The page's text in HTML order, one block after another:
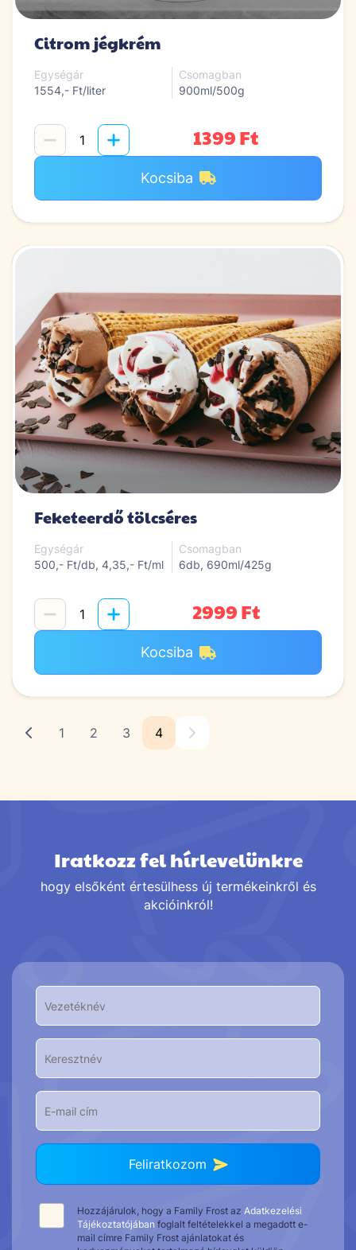
Citrom jégkrém
Egységár
1554,- Ft/liter
Csomagban
900ml/500g
1399 Ft
Kocsiba
Feketeerdő tölcséres
Egységár
500,- Ft/db, 4,35,- Ft/ml
Csomagban
6db, 690ml/425g
2999 Ft
Kocsiba
1 2 3 4
Iratkozz fel hírlevelünkre
hogy elsőként értesülhess új termékeinkről és
akcióinkról!
Feliratkozom
Hozzájárulok, hogy a Family Frost az Adatkezelési
Tájékoztatójában foglalt feltételekkel a megadott e-
mail címre Family Frost ajánlatokat és